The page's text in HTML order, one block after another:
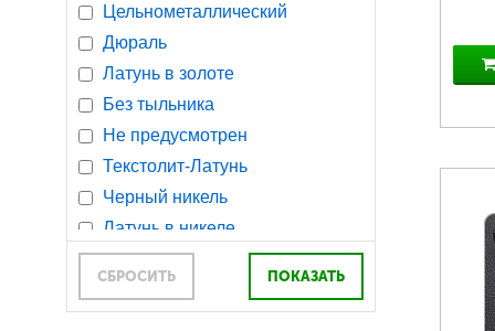
Орех (Алюминиевая(ые)
вставки
Бубинго
Орех, оргстекло (наборная)
Цельнометаллический
Дюраль
Латунь в золоте
Без тыльника
Не предусмотрен
Текстолит-Латунь
Черный никель
Латунь в никеле
Полимерное покрытие
СБРОСИТЬ